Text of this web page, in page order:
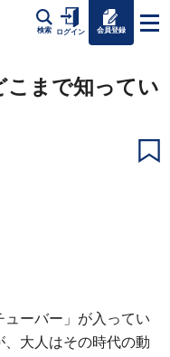
検索 ログイン 会員登録
こまで知ってい
ーバー」が入ってい
大人はその時代の動